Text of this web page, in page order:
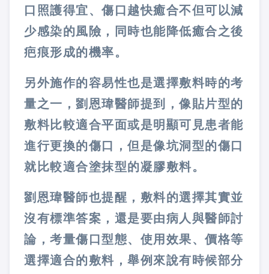
口照護得宜、傷口越快癒合不但可以減
少感染的風險，同時也能降低癒合之後
疤痕形成的機率。
另外施作的容易性也是選擇敷料時的考
量之一，劉恩瑋醫師提到，像貼片型的
敷料比較適合平面或是明顯可見患者能
進行更換的傷口，但是像坑洞型的傷口
就比較適合塗抹型的凝膠敷料。
劉恩瑋醫師也提醒，敷料的選擇其實並
沒有標準答案，還是要由病人與醫師討
論，考量傷口型態、使用效果、價格等
選擇適合的敷料，舉例來說有時候部分